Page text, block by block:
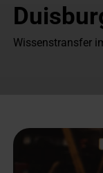
Wissenstransfer